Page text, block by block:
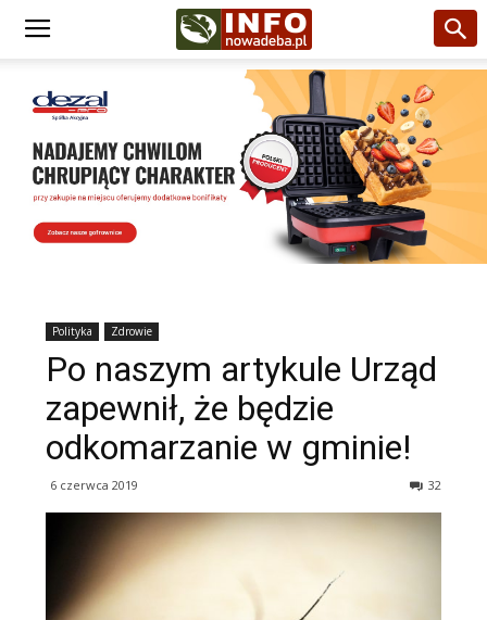
Polityka Zdrowie
Po naszym artykule Urząd
zapewnił, że będzie
odkomarzanie w gminie!
6 czerwca 2019 32